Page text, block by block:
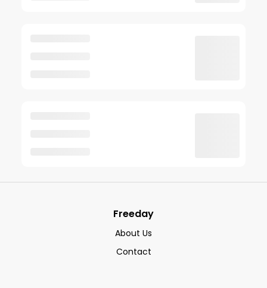
Freeday
About Us
Contact